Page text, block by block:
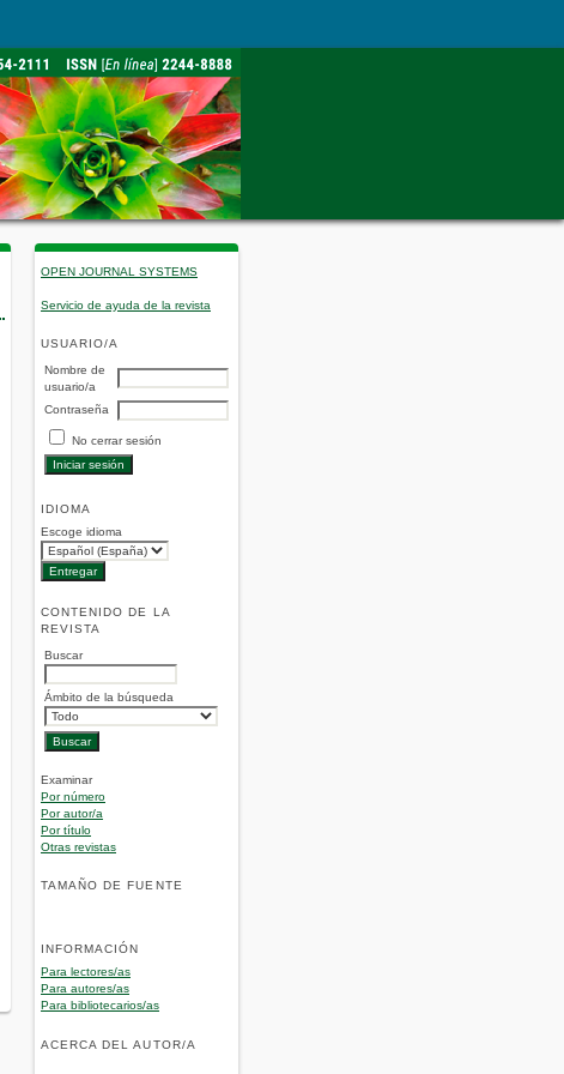
OPEN JOURNAL SYSTEMS
Servicio de ayuda de la revista
USUARIO/A
Nombre de
usuario/a
Contraseña
No cerrar sesión
IDIOMA
Escoge idioma
CONTENIDO DE LA
REVISTA
Buscar
Ámbito de la búsqueda
Examinar
Por número
Por autor/a
Por título
Otras revistas
TAMAÑO DE FUENTE
INFORMACIÓN
Para lectores/as
Para autores/as
Para bibliotecarios/as
ACERCA DEL AUTOR/A